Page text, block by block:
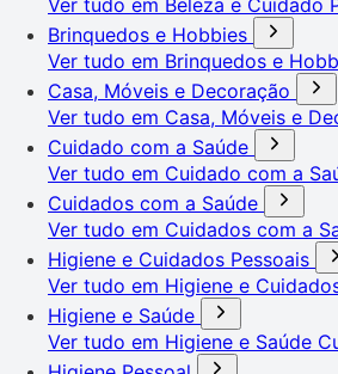
Brinquedos e Hobbies
Ver tudo em Brinquedos e
Casa, Móveis e Decoração
Ver tudo em Casa, Móveis e
Cuidado com a Saúde
Ver tudo em Cuidado com a
Cuidados com a Saúde
Ver tudo em Cuidados com a
Higiene e Cuidados Pessoais
Ver tudo em Higiene e
Higiene e Saúde
Ver tudo em Higiene e Saúde